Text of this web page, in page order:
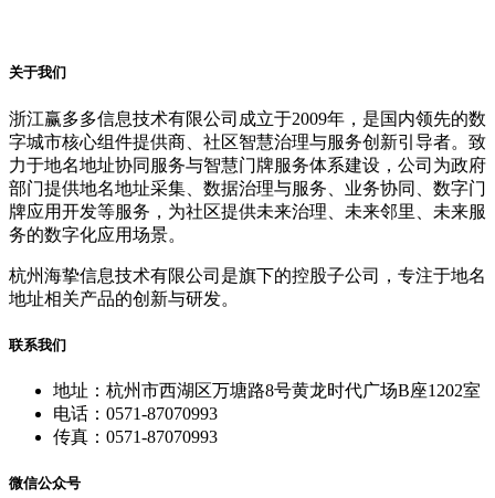
关于我们
浙江赢多多信息技术有限公司成立于2009年，是国内领先的数
字城市核心组件提供商、社区智慧治理与服务创新引导者。致
力于地名地址协同服务与智慧门牌服务体系建设，公司为政府
部门提供地名地址采集、数据治理与服务、业务协同、数字门
牌应用开发等服务，为社区提供未来治理、未来邻里、未来服
务的数字化应用场景。
杭州海挚信息技术有限公司是旗下的控股子公司，专注于地名
地址相关产品的创新与研发。
联系我们
地址：杭州市西湖区万塘路8号黄龙时代广场B座1202室
电话：0571-87070993
传真：0571-87070993
微信公众号